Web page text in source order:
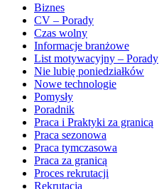
Biznes
CV – Porady
Czas wolny
Informacje branżowe
List motywacyjny – Porady
Nie lubię poniedziałków
Nowe technologie
Pomysły
Poradnik
Praca i Praktyki za granicą
Praca sezonowa
Praca tymczasowa
Praca za granicą
Proces rekrutacji
Rekrutacja